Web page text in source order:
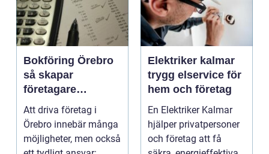
Bokföring Örebro
så skapar
företagare
tryggare ekonomi
Att driva företag i
Örebro innebär många
möjligheter, men också
Elektriker kalmar
trygg elservice för
hem och företag
En Elektriker Kalmar
hjälper privatpersoner
och företag att få